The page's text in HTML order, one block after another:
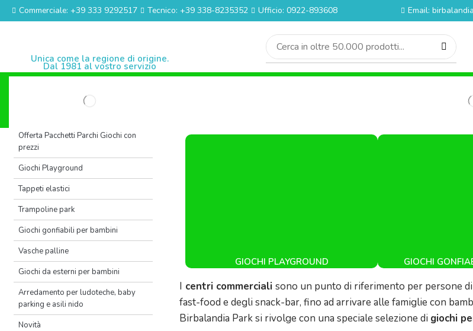
Commerciale: +39 333 9292517 Tecnico: +39 338-8235352 Ufficio: 0922-893608 Email:
Unica come la regione di origine.
Dal 1981 al vostro servizio
Offerta Pacchetti Parchi Giochi con
prezzi
Giochi Playground
Tappeti elastici
Trampoline park
Giochi gonfiabili per bambini
Vasche palline
Giochi da esterni per bambini
Arredamento per ludoteche, baby
parking e asili nido
Novità
GIOCHI PLAYGROUND GIOCHI
I centri commercialisono un punto di riferimento per persone di
fast-food e degli snack-bar, fino ad arrivare alle famiglie con
Birbalandia Park si rivolge con una speciale selezione di giochi